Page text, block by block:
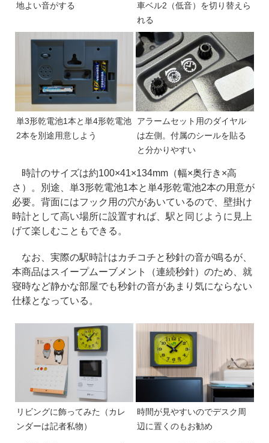
地よい音がする
車ベル2（低音）を切り替えら
れる
単3形乾電池1本と単4形乾電池
2本を別途用意しよう
アラームセット用のダイヤル
は左側。付属のシールを貼る
と分かりやすい
時計のサイズは約100×41×134mm（幅×奥行き×高
さ）。別途、単3形乾電池1本と単4形乾電池2本の用意が
必要。背面にはフック用の穴があいているので、壁掛け
時計として高い場所に設置すれば、駅と同じように見上
げて楽しむこともできる。
なお、実際の駅時計はカチコチと秒針の音が鳴るが、
本商品はスイープムーブメント（連続秒針）のため、就
寝時など静かな部屋でも秒針の音があまり気にならない
仕様となっている。
リビングに飾ってみた（カレ
ンダーは記者私物）
時間が見やすいのでデスク周
辺に置くのもお勧め